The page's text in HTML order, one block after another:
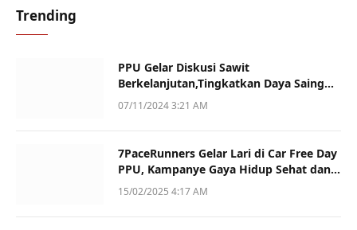
Trending
PPU Gelar Diskusi Sawit
Berkelanjutan,Tingkatkan Daya Saing
dan Kualitas
07/11/2024 3:21 AM
7PaceRunners Gelar Lari di Car Free Day
PPU, Kampanye Gaya Hidup Sehat dan
Dukung UMKM
15/02/2025 4:17 AM